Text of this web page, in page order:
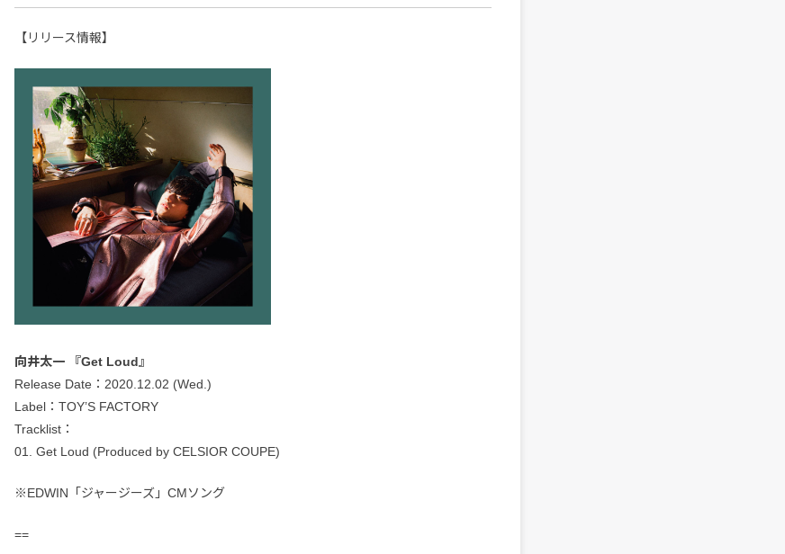
【リリース情報】
向井太一 『Get Loud』
Release Date：2020.12.02 (Wed.)
Label：TOY’S FACTORY
Tracklist：
01. Get Loud (Produced by CELSIOR COUPE)
※EDWIN「ジャージーズ」CMソング
==